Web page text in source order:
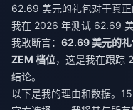
62.69 美元的礼包对于真正
我在 2026 年测试 62.69
我敢断言： 62.69 美元的礼
ZEM 档位，这是我在跟踪
结论。
以下是我的理由和数据。